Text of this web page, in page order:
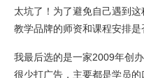
太坑了！为了避免自己遇到
教学品牌的师资和课程安排是
我最后选的是一家2009年创
很少打广告，主要都是学员